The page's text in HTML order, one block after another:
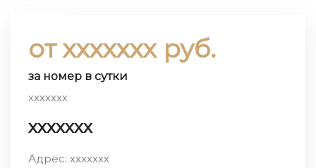
от ххххххх руб.
за номер в сутки
ххххххх
ххххххх
Адрес: ххххххх